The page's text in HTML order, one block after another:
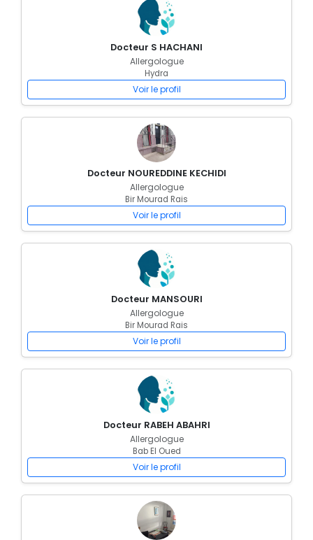
Docteur S HACHANI
Allergologue
Hydra
Voir le profil
Docteur NOUREDDINE KECHIDI
Allergologue
Bir Mourad Rais
Voir le profil
Docteur MANSOURI
Allergologue
Bir Mourad Rais
Voir le profil
Docteur RABEH ABAHRI
Allergologue
Bab El Oued
Voir le profil